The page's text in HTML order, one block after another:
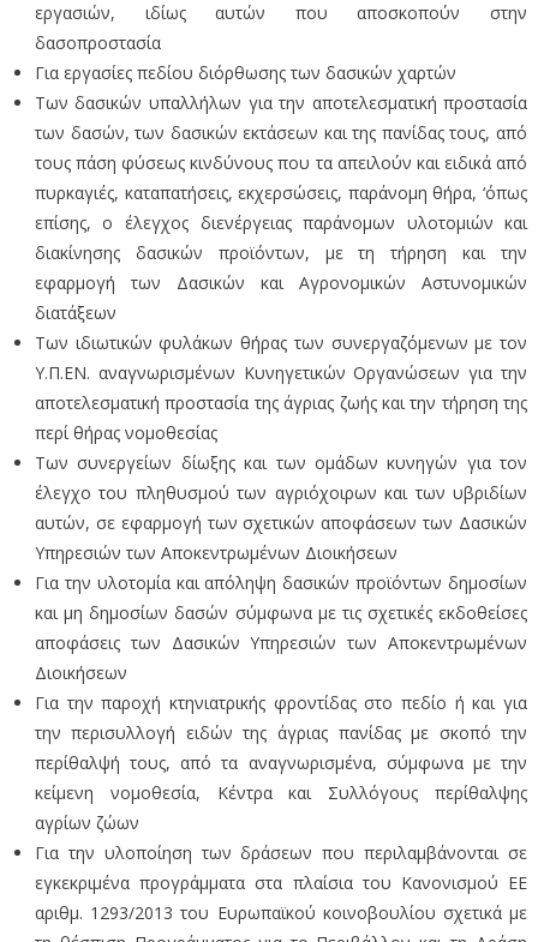
εργασιών, ιδίως αυτών που αποσκοπούν στην
δασοπροστασία
Για εργασίες πεδίου διόρθωσης των δασικών χαρτών
Των δασικών υπαλλήλων για την αποτελεσματική προστασία
των δασών, των δασικών εκτάσεων και της πανίδας τους, από
τους πάση φύσεως κινδύνους που τα απειλούν και ειδικά από
πυρκαγιές, καταπατήσεις, εκχερσώσεις, παράνομη θήρα, ‘όπως
επίσης, ο έλεγχος διενέργειας παράνομων υλοτομιών και
διακίνησης δασικών προϊόντων, με τη τήρηση και την
εφαρμογή των Δασικών και Αγρονομικών Αστυνομικών
διατάξεων
Των ιδιωτικών φυλάκων θήρας των συνεργαζόμενων με τον
Υ.Π.ΕΝ. αναγνωρισμένων Κυνηγετικών Οργανώσεων για την
αποτελεσματική προστασία της άγριας ζωής και την τήρηση της
περί θήρας νομοθεσίας
Των συνεργείων δίωξης και των ομάδων κυνηγών για τον
έλεγχο του πληθυσμού των αγριόχοιρων και των υβριδίων
αυτών, σε εφαρμογή των σχετικών αποφάσεων των Δασικών
Υπηρεσιών των Αποκεντρωμένων Διοικήσεων
Για την υλοτομία και απόληψη δασικών προϊόντων δημοσίων
και μη δημοσίων δασών σύμφωνα με τις σχετικές εκδοθείσες
αποφάσεις των Δασικών Υπηρεσιών των Αποκεντρωμένων
Διοικήσεων
Για την παροχή κτηνιατρικής φροντίδας στο πεδίο ή και για
την περισυλλογή ειδών της άγριας πανίδας με σκοπό την
περίθαλψή τους, από τα αναγνωρισμένα, σύμφωνα με την
κείμενη νομοθεσία, Κέντρα και Συλλόγους περίθαλψης
αγρίων ζώων
Για την υλοποίηση των δράσεων που περιλαμβάνονται σε
εγκεκριμένα προγράμματα στα πλαίσια του Κανονισμού ΕΕ
αριθμ. 1293/2013 του Ευρωπαϊκού κοινοβουλίου σχετικά με